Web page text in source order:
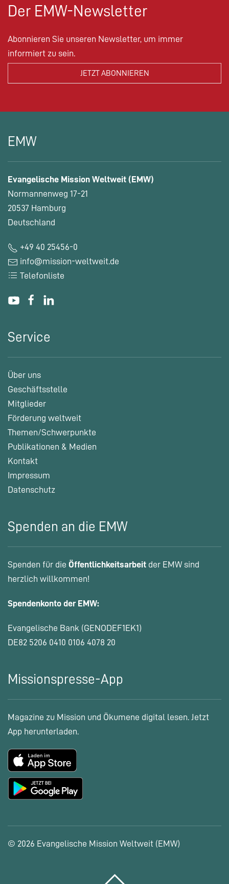
Der EMW-Newsletter
Abonnieren Sie unseren Newsletter, um immer
informiert zu sein.
EMW
Evangelische Mission Weltweit (EMW)
Normannenweg 17-21
20537 Hamburg
Deutschland
+49 40 25456-0
info@mission-weltweit.de
Telefonliste
Service
Über uns
Geschäftsstelle
Mitglieder
Förderung weltweit
Themen/Schwerpunkte
Publikationen & Medien
Kontakt
Impressum
Datenschutz
Spenden an die EMW
Spenden für die Öffentlichkeitsarbeit der EMW sind
herzlich willkommen!
Spendenkonto der EMW:
Evangelische Bank (GENODEF1EK1)
DE82 5206 0410 0106 4078 20
Missionspresse-App
Magazine zu Mission und Ökumene digital lesen. Jetzt
App herunterladen.
© 2026 Evangelische Mission Weltweit (EMW)